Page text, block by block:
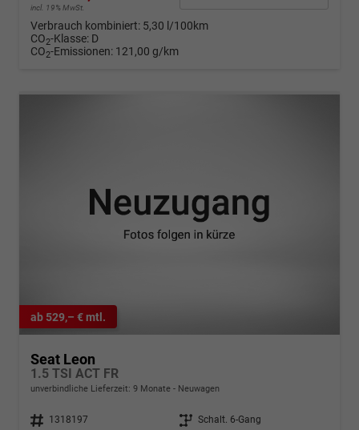
incl. 19% MwSt.
Verbrauch kombiniert: 5,30 l/100km
CO2-Klasse: D
CO2-Emissionen: 121,00 g/km
ab 529,– € mtl.
Seat Leon
1.5 TSI ACT FR
unverbindliche Lieferzeit: 9 Monate Neuwagen
Fahrzeugnr. 1318197 Getriebe Schalt. 6-Gang